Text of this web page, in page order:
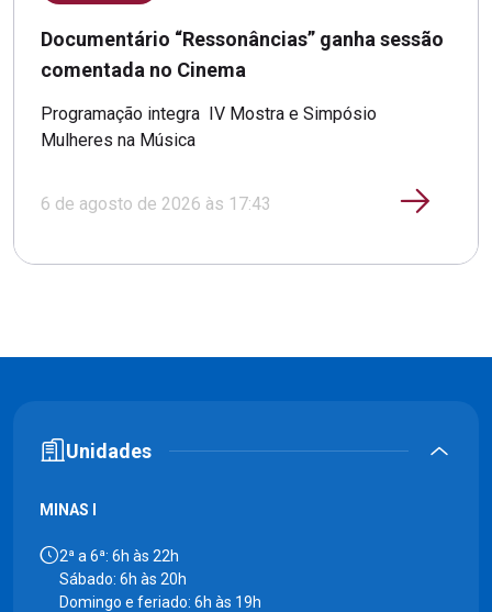
Documentário “Ressonâncias” ganha sessão
comentada no Cinema
Programação integra IV Mostra e Simpósio
Mulheres na Música
6 de agosto de 2026 às 17:43
Unidades
MINAS I
2ª a 6ª: 6h às 22h
Sábado: 6h às 20h
Domingo e feriado: 6h às 19h